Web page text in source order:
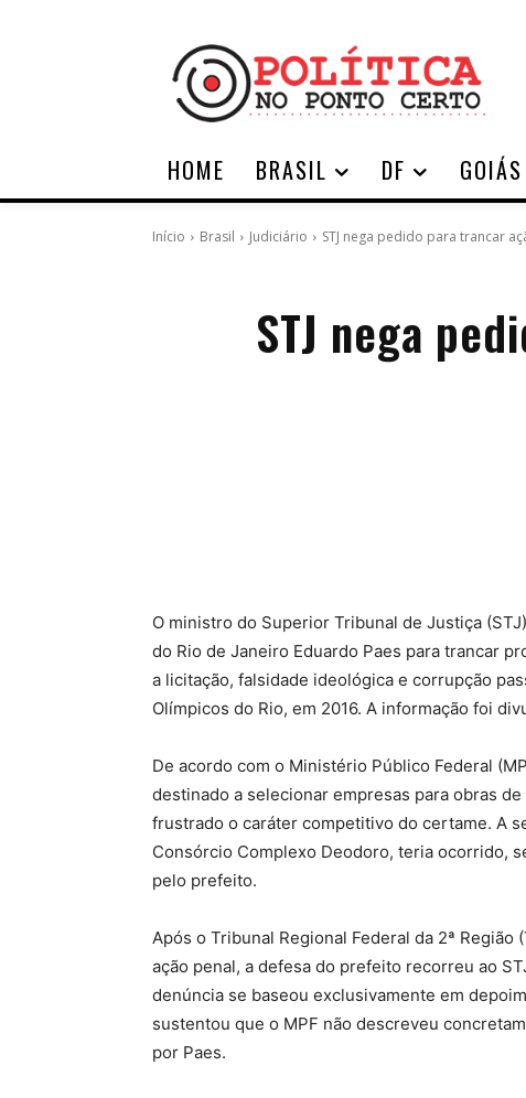
HOME BRASIL DF GOIÁS
Início Brasil Judiciário STJ nega pedido para trancar
STJ nega
O ministro do Superior Tribunal de Justiça
do Rio de Janeiro Eduardo Paes para trancar
a licitação, falsidade ideológica e corrupção
Olímpicos do Rio, em 2016. A informação foi
De acordo com o Ministério Público Federal
destinado a selecionar empresas para obras
frustrado o caráter competitivo do certame. A
Consórcio Complexo Deodoro, teria ocorrido,
pelo prefeito.
Após o Tribunal Regional Federal da 2ª
ação penal, a defesa do prefeito recorreu ao
denúncia se baseou exclusivamente em
sustentou que o MPF não descreveu
por Paes.